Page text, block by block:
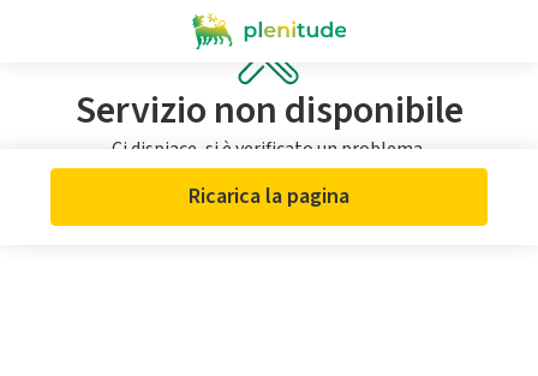
Servizio non disponibile
Ci dispiace, si è verificato un problema.
Ricarica la pagina